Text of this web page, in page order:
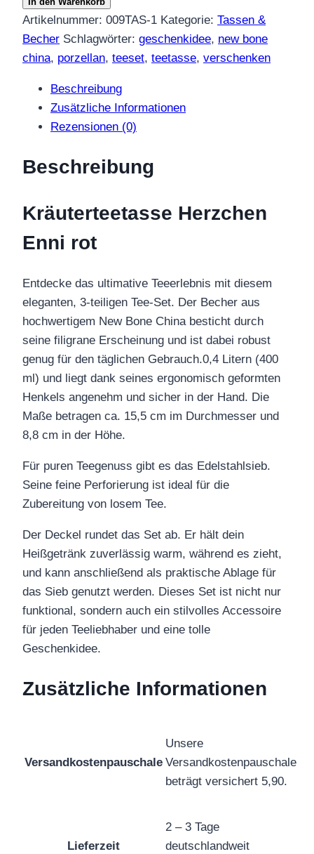
Enni
rot
Menge
Artikelnummer: 009TAS-1 Kategorie: Tassen &
Becher Schlagwörter: geschenkidee, new bone
china, porzellan, teeset, teetasse, verschenken
Beschreibung
Zusätzliche Informationen
Rezensionen (0)
Beschreibung
Kräuterteetasse Herzchen
Enni rot
Entdecke das ultimative Teeerlebnis mit diesem
eleganten, 3-teiligen Tee-Set. Der Becher aus
hochwertigem New Bone China besticht durch
seine filigrane Erscheinung und ist dabei robust
genug für den täglichen Gebrauch.0,4 Litern (400
ml) und liegt dank seines ergonomisch geformten
Henkels angenehm und sicher in der Hand. Die
Maße betragen ca. 15,5 cm im Durchmesser und
8,8 cm in der Höhe.
Für puren Teegenuss gibt es das Edelstahlsieb.
Seine feine Perforierung ist ideal für die
Zubereitung von losem Tee.
Der Deckel rundet das Set ab. Er hält dein
Heißgetränk zuverlässig warm, während es zieht,
und kann anschließend als praktische Ablage für
das Sieb genutzt werden. Dieses Set ist nicht nur
funktional, sondern auch ein stilvolles Accessoire
für jeden Teeliebhaber und eine tolle
Geschenkidee.
Zusätzliche Informationen
Versandkostenpauschale
Unsere
Versandkostenpauschale
beträgt versichert 5,90.
Lieferzeit
2 – 3 Tage
deutschlandweit